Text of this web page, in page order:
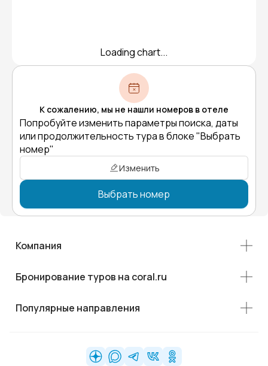
Loading chart...
К сожалению, мы не нашли номеров в отеле
Попробуйте изменить параметры поиска, даты
или продолжительность тура в блоке "Выбрать
номер"
Изменить
Выбрать номер
Компания
Бронирование туров на coral.ru
Популярные направления